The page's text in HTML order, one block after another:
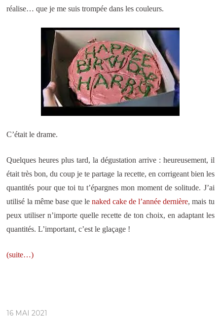
réalise… que je me suis trompée dans les couleurs.
C’était le drame.
Quelques heures plus tard, la dégustation arrive : heureusement, il
était très bon, du coup je te partage la recette, en corrigeant bien les
quantités pour que toi tu t’épargnes mon moment de solitude. J’ai
utilisé la même base que le naked cake de l’année dernière, mais tu
peux utiliser n’importe quelle recette de ton choix, en adaptant les
quantités. L’important, c’est le glaçage !
(suite…)
16 MAI 2021